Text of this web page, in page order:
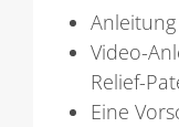
Video-
Relief-
Eine